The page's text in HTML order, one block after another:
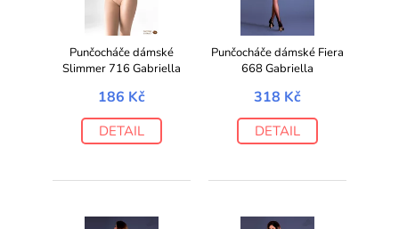
Punčocháče dámské
Slimmer 716 Gabriella
186 Kč
DETAIL
Punčocháče dámské Fiera
668 Gabriella
318 Kč
DETAIL